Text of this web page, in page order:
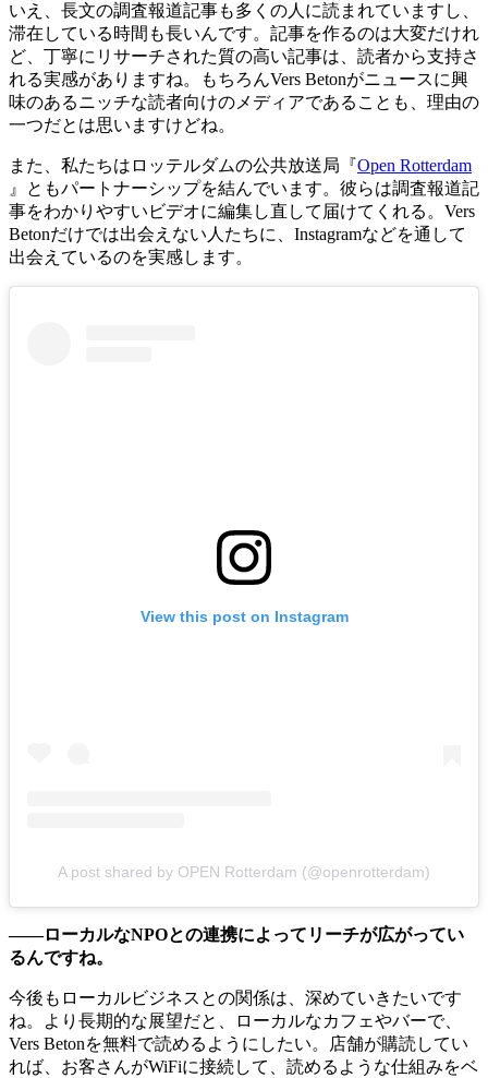
いえ、長文の調査報道記事も多くの人に読まれていますし、
滞在している時間も長いんです。記事を作るのは大変だけれ
ど、丁寧にリサーチされた質の高い記事は、読者から支持さ
れる実感がありますね。もちろんVers Betonがニュースに興
味のあるニッチな読者向けのメディアであることも、理由の
一つだとは思いますけどね。
また、私たちはロッテルダムの公共放送局『Open Rotterdam
』ともパートナーシップを結んでいます。彼らは調査報道記
事をわかりやすいビデオに編集し直して届けてくれる。Vers
Betonだけでは出会えない人たちに、Instagramなどを通して
出会えているのを実感します。
View this post on Instagram
A post shared by OPEN Rotterdam (@openrotterdam)
——ローカルなNPOとの連携によってリーチが広がってい
るんですね。
今後もローカルビジネスとの関係は、深めていきたいです
ね。より長期的な展望だと、ローカルなカフェやバーで、
Vers Betonを無料で読めるようにしたい。店舗が購読してい
れば、お客さんがWiFiに接続して、読めるような仕組みをベ